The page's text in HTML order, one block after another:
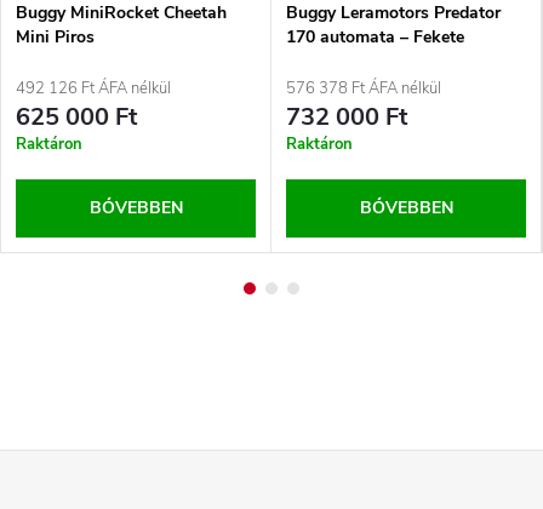
Buggy MiniRocket Cheetah
Mini Piros
492 126 Ft ÁFA nélkül
625 000 Ft
Raktáron
BŐVEBBEN
Buggy Leramotors Predator
170 automata – Fekete
576 378 Ft ÁFA nélkül
732 000 Ft
Raktáron
BŐVEBBEN